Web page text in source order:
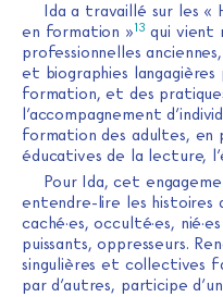
Ida a travaillé sur les «
en formation »13 qui vient
professionnelles
et biographies
formation, et des
l’accompagnement
formation des adultes, en
éducatives de la lecture,
Pour Ida, cet
entendre-lire les histoires
caché·es, occulté·es,
puissants, oppresseurs.
singulières et collectives
par d’autres, participe